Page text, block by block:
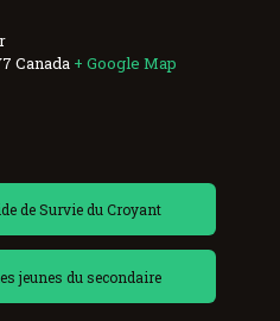
Canada + Google Map
de Survie du Croyant
jeunes du secondaire